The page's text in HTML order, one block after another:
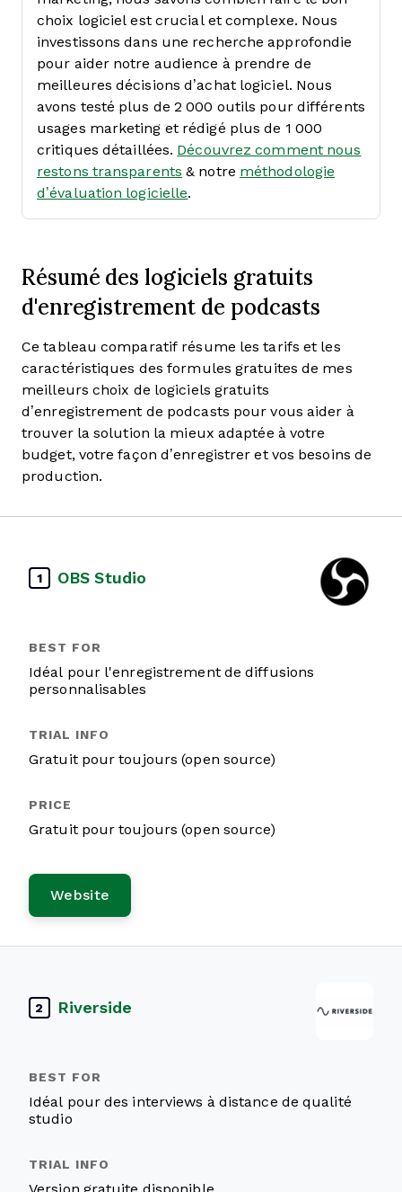
choix logiciel est crucial et complexe. Nous
investissons dans une recherche approfondie
pour aider notre audience à prendre de
meilleures décisions d’achat logiciel. Nous
avons testé plus de 2 000 outils pour différents
usages marketing et rédigé plus de 1 000
critiques détaillées. Découvrez comment nous
restons transparents & notre méthodologie
d’évaluation logicielle.
Résumé des logiciels gratuits
d'enregistrement de podcasts
Ce tableau comparatif résume les tarifs et les
caractéristiques des formules gratuites de mes
meilleurs choix de logiciels gratuits
d’enregistrement de podcasts pour vous aider à
trouver la solution la mieux adaptée à votre
budget, votre façon d’enregistrer et vos besoins de
production.
1 OBS Studio
Idéal pour l'enregistrement de diffusions
personnalisables
Gratuit pour toujours (open source)
Gratuit pour toujours (open source)
Website
2 Riverside
Idéal pour des interviews à distance de qualité
studio
Version gratuite disponible